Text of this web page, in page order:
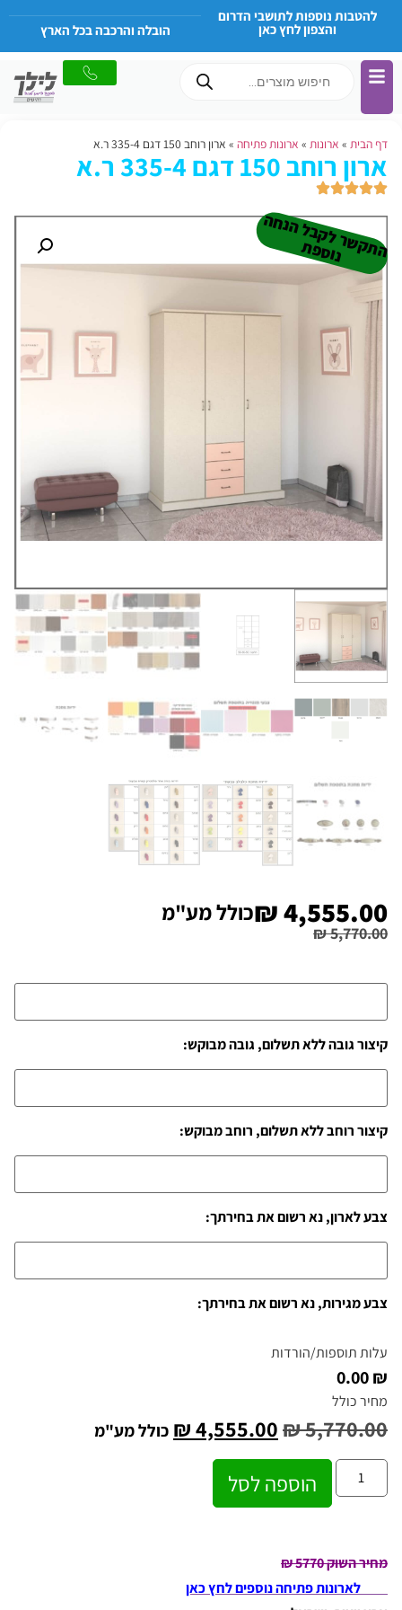
להטבות נוספות לתושבי הדרום
והצפון לחץ כאן הובלה והרכבה בכל הארץ
דף הבית » ארונות » ארונות פתיחה » ארון רוחב 150 דגם 335-4 ר.א
ארון רוחב 150 דגם 335-4 ר.א
ה
ת
ק
ש
ר
ל
ק
ב
ל
הנ
ח
ה
נו
ס
פ
ת
₪5,770.00
₪4,555.00 כולל מע"מ
קיצור גובה ללא תשלום, גובה מבוקש:
קיצור רוחב ללא תשלום, רוחב מבוקש:
צבע לארון, נא רשום את בחירתך:
צבע מגירות, נא רשום את בחירתך:
עלות תוספות/הורדות
₪ 0.00
מחיר כולל
₪5,770.00
₪4,555.00 כולל מע"מ
הוספה לסל
מחיר השוק 5770
₪
לארונות פתיחה נוספים לחץ כאן